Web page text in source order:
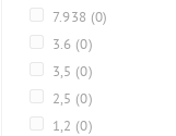
7.938 (0)
3.6 (0)
3,5 (0)
2,5 (0)
1,2 (0)